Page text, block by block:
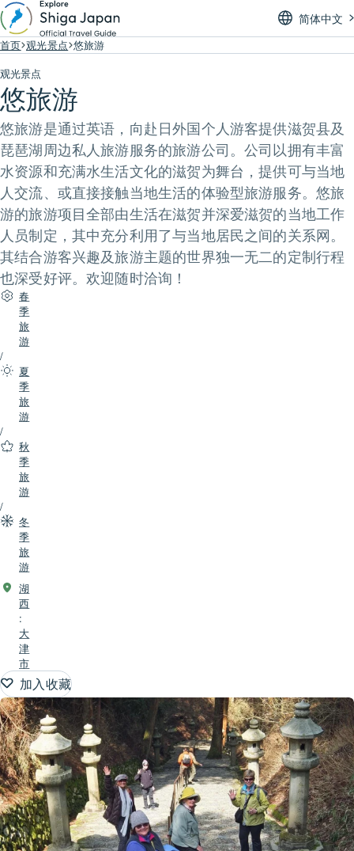
简体中文
首页 观光景点 悠旅游
观光景点
悠旅游
悠旅游是通过英语，向赴日外国个人游客提供滋贺县及
琵琶湖周边私人旅游服务的旅游公司。公司以拥有丰富
水资源和充满水生活文化的滋贺为舞台，提供可与当地
人交流、或直接接触当地生活的体验型旅游服务。悠旅
游的旅游项目全部由生活在滋贺并深爱滋贺的当地工作
人员制定，其中充分利用了与当地居民之间的关系网。
其结合游客兴趣及旅游主题的世界独一无二的定制行程
也深受好评。欢迎随时洽询！
春
季
旅
游
/
夏
季
旅
游
/
秋
季
旅
游
/
冬
季
旅
游
湖
西
:
大
津
市
加入收藏